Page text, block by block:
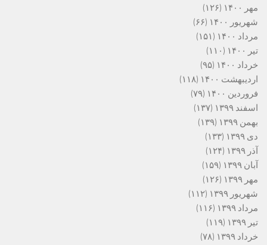
مهر ۱۴۰۰
(۱۲۶)
شهریور ۱۴۰۰
(۶۶)
مرداد ۱۴۰۰
(۱۵۱)
تیر ۱۴۰۰
(۱۱۰)
خرداد ۱۴۰۰
(۹۵)
اردیبهشت ۱۴۰۰
(۱۱۸)
فروردین ۱۴۰۰
(۷۹)
اسفند ۱۳۹۹
(۱۳۷)
بهمن ۱۳۹۹
(۱۳۹)
دی ۱۳۹۹
(۱۳۳)
آذر ۱۳۹۹
(۱۲۴)
آبان ۱۳۹۹
(۱۵۹)
مهر ۱۳۹۹
(۱۲۶)
شهریور ۱۳۹۹
(۱۱۲)
مرداد ۱۳۹۹
(۱۱۶)
تیر ۱۳۹۹
(۱۱۹)
خرداد ۱۳۹۹
(۷۸)